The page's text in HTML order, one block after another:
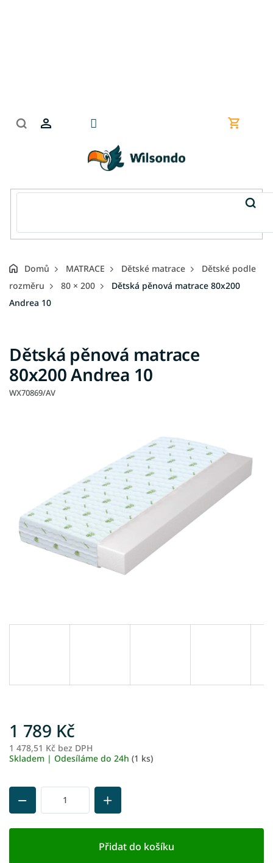
Nákupní
Domů MATRACE Dětské matrace
Dětské podle
rozměru
80 × 200
Dětská pěnová matrace 80x200
Andrea 10
Dětská pěnová matrace
80x200 Andrea 10
WX70869/AV
1 789 Kč
1 478,51 Kč bez DPH
Skladem | Odesíláme do 24h (1 ks)
Přidat do košíku